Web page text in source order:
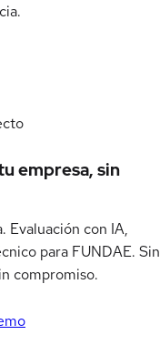
empresa, sin
Evaluación con IA,
para FUNDAE. Sin
compromiso.